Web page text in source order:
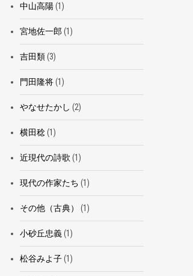
中山高陽(1)
宮地佐一郎 (1)
吉田類(3)
門田隆将(1)
やなせたかし (2)
横田稔(1)
近現代の詩歌 (1)
現代の作家たち (1)
その他（古典） (1)
小砂丘忠義(1)
松谷みよ子(1)